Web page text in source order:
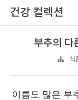
건강 컬렉션
부추의 다
식
이름도 많은 부